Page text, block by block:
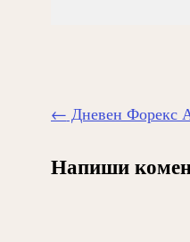
Навигиране
публикацията
← Дневен Форекс
Напиши